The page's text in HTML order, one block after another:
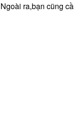
Ngoài ra,bạn cũng